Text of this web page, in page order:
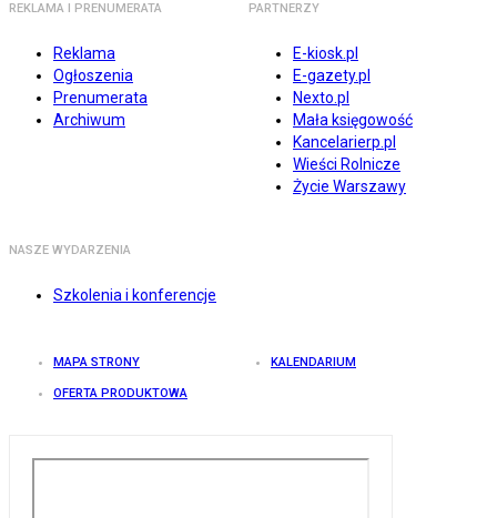
REKLAMA I PRENUMERATA
Reklama
Ogłoszenia
Prenumerata
Archiwum
PARTNERZY
E-kiosk.pl
E-gazety.pl
Nexto.pl
Mała księgowość
Kancelarierp.pl
Wieści Rolnicze
Życie Warszawy
NASZE WYDARZENIA
Szkolenia i konferencje
MAPA STRONY KALENDARIUM
OFERTA PRODUKTOWA